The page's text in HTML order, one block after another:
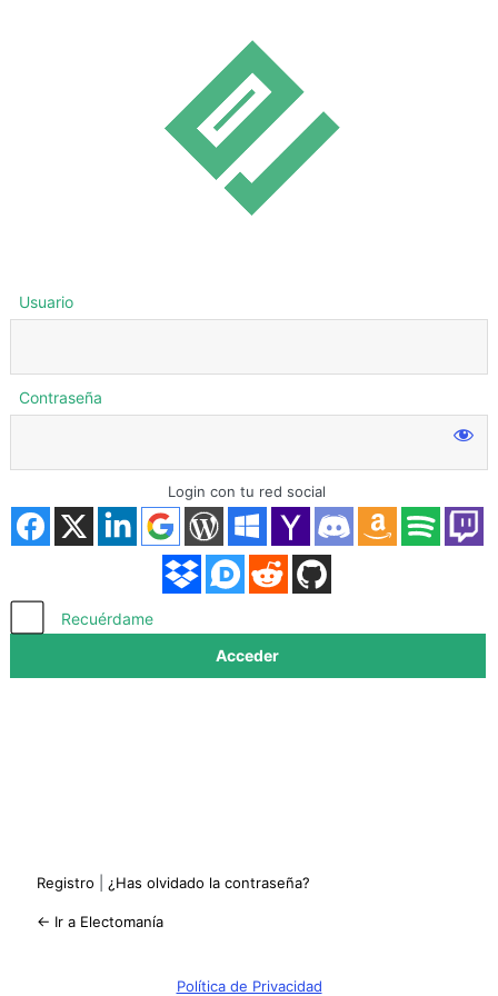
Acceder
Usuario
Contraseña
Login con tu red social
Recuérdame
Registro ¿Has olvidado la contraseña?
← Ir a Electomanía
Política de Privacidad